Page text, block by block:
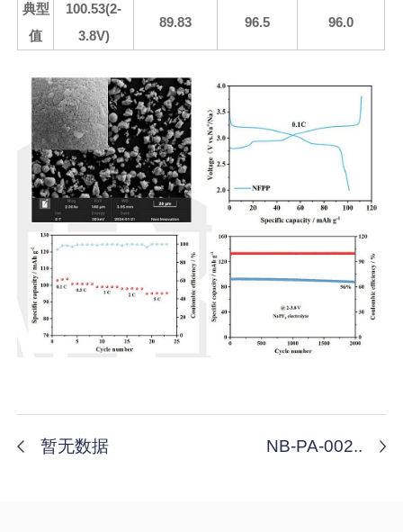
典型
值
100.53(2-
3.8V)
89.83 96.5 96.0
暂无数据 NB-PA-002..